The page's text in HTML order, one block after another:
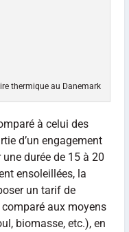
thermique au Danemark
à celui des
d’un engagement
durée de 15 à 20
ensoleillées, la
un tarif de
aux moyens
biomasse, etc.), en